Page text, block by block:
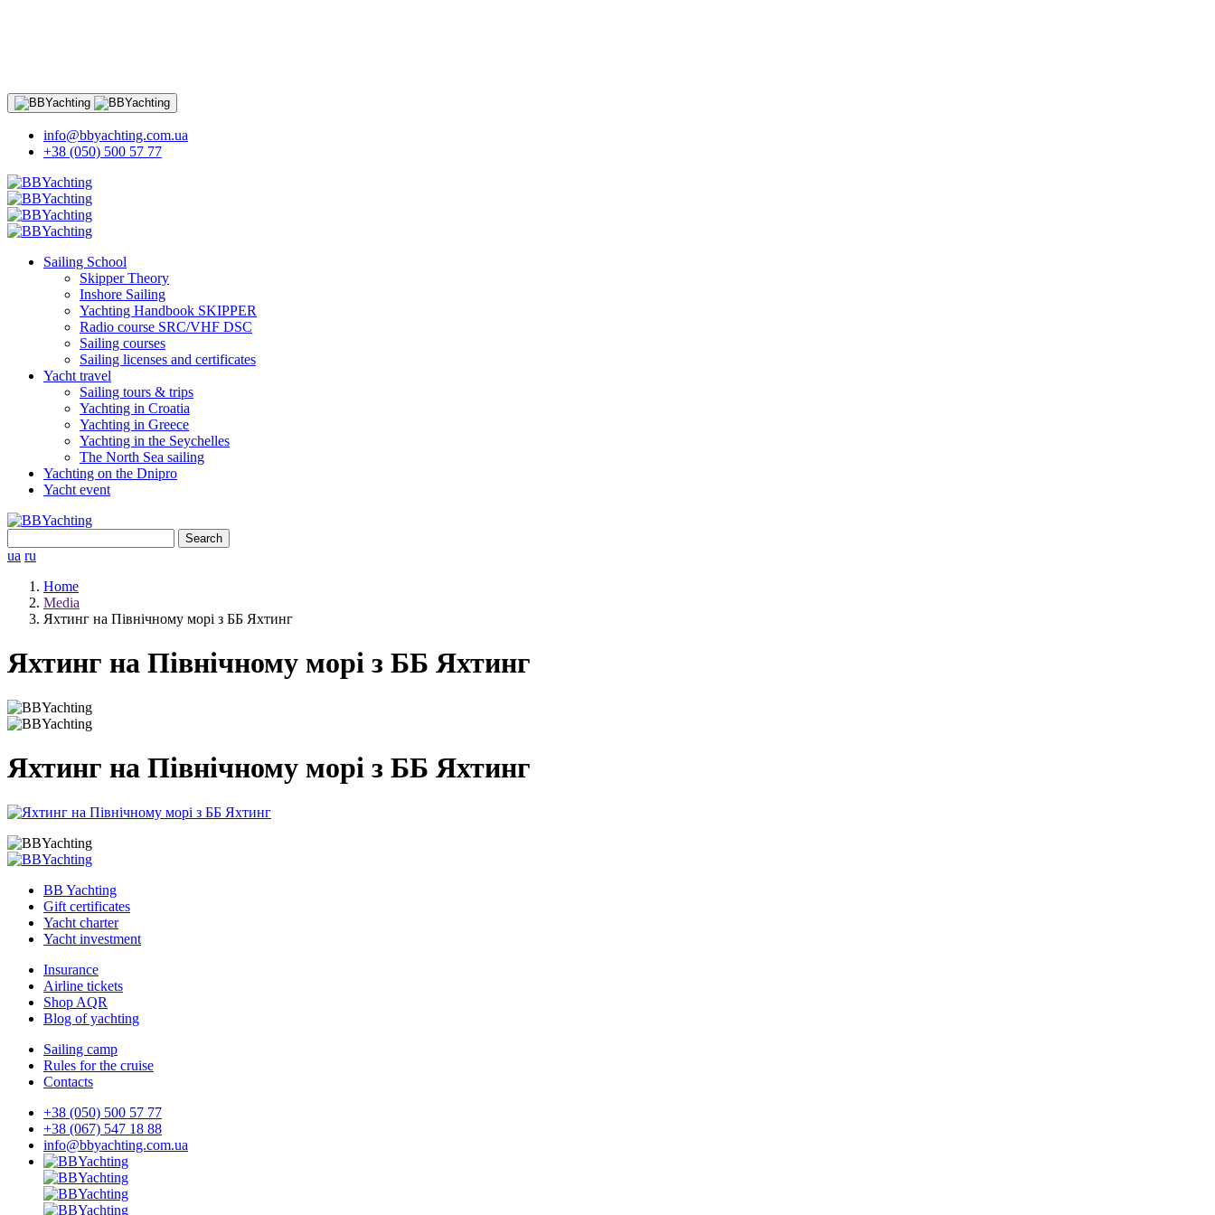
info@bbyachting.com.ua
+38 (050) 500 57 77
Sailing School
Skipper Theory
Inshore Sailing
Yachting Handbook SKIPPER
Radio course SRC/VHF DSC
Sailing courses
Sailing licenses and certificates
Yacht travel
Sailing tours & trips
Yachting in Croatia
Yachting in Greece
Yachting in the Seychelles
The North Sea sailing
Yachting on the Dnipro
Yacht event
for:
ua ru
Home
Media
Яхтинг на Північному морі з ББ Яхтинг
Яхтинг на Північному морі з ББ Яхтинг
Яхтинг на Північному морі з ББ Яхтинг
BB Yachting
Gift certificates
Yacht charter
Yacht investment
Insurance
Airline tickets
Shop AQR
Blog of yachting
Sailing camp
Rules for the cruise
Contacts
+38 (050) 500 57 77
+38 (067) 547 18 88
info@bbyachting.com.ua